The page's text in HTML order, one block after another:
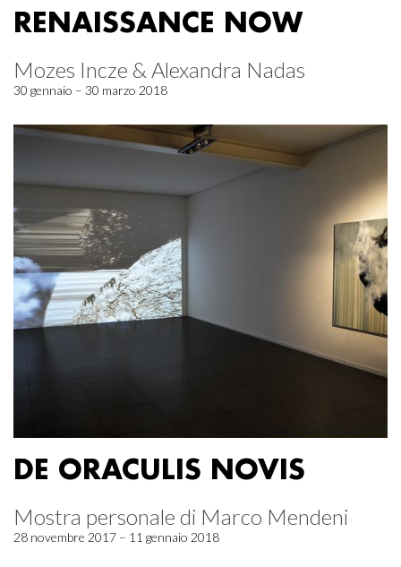
RENAISSANCE NOW
Mozes Incze & Alexandra Nadas
30 gennaio – 30 marzo 2018
DE ORACULIS NOVIS
Mostra personale di Marco Mendeni
28 novembre 2017 – 11 gennaio 2018